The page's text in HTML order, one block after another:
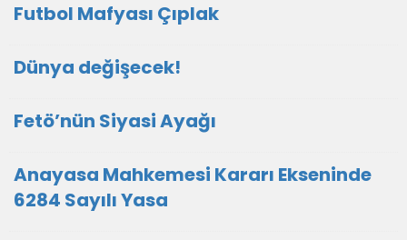
Futbol Mafyası Çıplak
Dünya değişecek!
Fetö’nün Siyasi Ayağı
Anayasa Mahkemesi Kararı Ekseninde
6284 Sayılı Yasa